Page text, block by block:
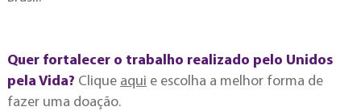
Quer fortalecer o trabalho realizado pelo Unidos
pela Vida? Clique aqui e escolha a melhor forma de
fazer uma doação.